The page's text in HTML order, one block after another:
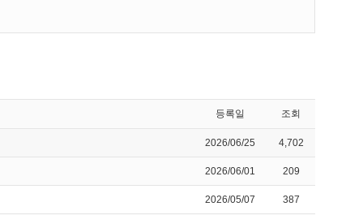
등록일 조회
2026/06/25 4,702
2026/06/01 209
2026/05/07 387